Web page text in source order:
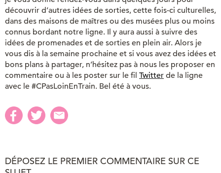
découvrir d’autres idées de sorties, cette fois-ci culturelles,
dans des maisons de maîtres ou des musées plus ou moins
connus bordant notre ligne. Il y aura aussi à suivre des
idées de promenades et de sorties en plein air. Alors je
vous dis à la semaine prochaine et si vous avez des idées et
bons plans à partager, n’hésitez pas à nous les proposer en
commentaire ou à les poster sur le fil Twitter de la ligne
avec le #CPasLoinEnTrain. Bel été à vous.
DÉPOSEZ LE PREMIER COMMENTAIRE SUR CE